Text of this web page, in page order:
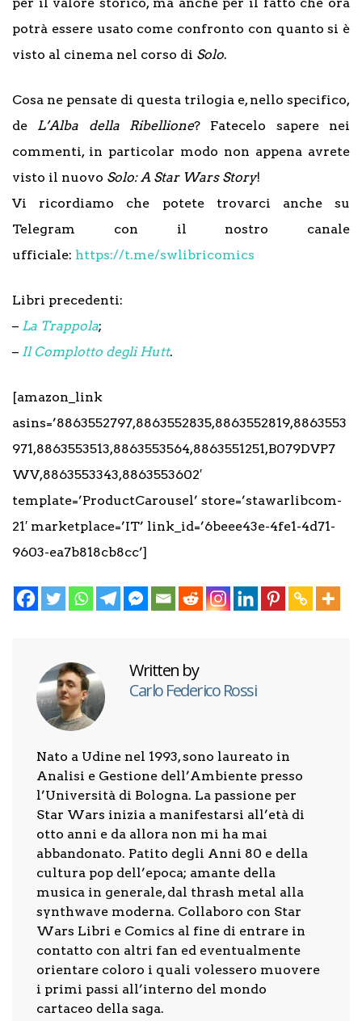
per il valore storico, ma anche per il fatto che ora
potrà essere usato come confronto con quanto si è
visto al cinema nel corso di Solo.
Cosa ne pensate di questa trilogia e, nello specifico,
de L’Alba della Ribellione? Fatecelo sapere nei
commenti, in particolar modo non appena avrete
visto il nuovo Solo: A Star Wars Story!
Vi ricordiamo che potete trovarci anche su
Telegram con il nostro canale
ufficiale: https://t.me/swlibricomics
Libri precedenti:
– La Trappola;
– Il Complotto degli Hutt.
[amazon_link
asins=’8863552797,8863552835,8863552819,8863553
971,8863553513,8863553564,8863551251,B079DVP7
WV,8863553343,8863553602′
template=’ProductCarousel’ store=’stawarlibcom-
21′ marketplace=’IT’ link_id=’6beee43e-4fe1-4d71-
9603-ea7b818cb8cc’]
Written by
Carlo Federico Rossi
Nato a Udine nel 1993, sono laureato in
Analisi e Gestione dell’Ambiente presso
l’Università di Bologna. La passione per
Star Wars inizia a manifestarsi all’età di
otto anni e da allora non mi ha mai
abbandonato. Patito degli Anni 80 e della
cultura pop dell’epoca; amante della
musica in generale, dal thrash metal alla
synthwave moderna. Collaboro con Star
Wars Libri e Comics al fine di entrare in
contatto con altri fan ed eventualmente
orientare coloro i quali volessero muovere
i primi passi all’interno del mondo
cartaceo della saga.